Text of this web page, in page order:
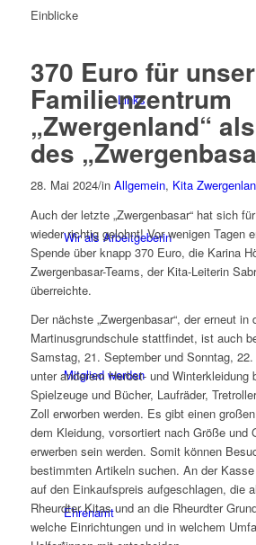
Links
Wir als Arbeitgeberin
Mitglied werden
Ehrenamt
Einblicke
370 Euro für unser
Familienzentrum
„Zwergenland“
des
28. Mai 2024/in Allgemein, Kita
Auch der letzte „Zwergenbasar“ hat sich
wieder richtig gelohnt! Vor wenigen Tagen
Spende über knapp 370 Euro, die Karina
Zwergenbasar-Teams, der Kita-Leiterin
überreichte.
Der nächste „Zwergenbasar“, der erneut in
Martinusgrundschule stattfindet, ist auch
Samstag, 21. September und Sonntag,
unter anderem Herbst- und Winterkleidung
Spielzeuge und Bücher, Laufräder,
Zoll erworben werden. Es gibt einen
dem Kleidung, vorsortiert nach Größe und
erwerben sein werden. Somit können
bestimmten Artikeln suchen. An der
auf den Einkaufspreis aufgeschlagen, die
Rheurdter Kitas und an die Rheurdter
welche Einrichtungen und in welchem